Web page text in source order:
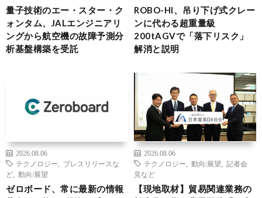
量子技術のエー・スター・ク
ォンタム、JALエンジニアリ
ングから航空機の故障予測分
析基盤構築を受託
ROBO-HI、吊り下げ式クレー
ンに代わる超重量級
200tAGVで「落下リスク」
解消と説明
2026.08.06
テクノロジー
プレスリリースな
ど
動向/展望
ゼロボード、常に最新の情報
2026.08.06
テクノロジー
動向/展望
記者会
見など
【現地取材】貿易関連業務の